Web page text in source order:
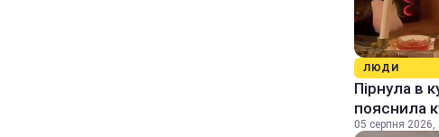
ЛЮДИ
Пірнула в
пояснила
05 серпня 2026,